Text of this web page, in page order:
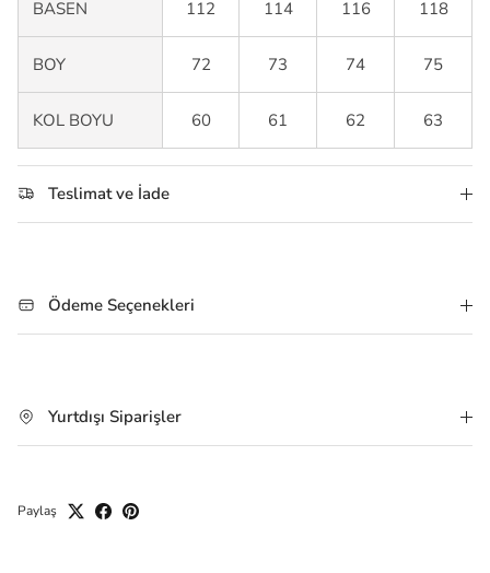
BASEN 112 114 116 118
BOY 72 73 74 75
KOL BOYU 60 61 62 63
Teslimat ve İade
Ödeme Seçenekleri
Yurtdışı Siparişler
Paylaş